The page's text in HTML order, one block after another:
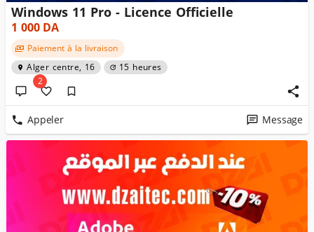
Windows 11 Pro - Licence Officielle
1 000DA
Paiement à la livraison
Alger centre, 16
15 heures
2
Appeler Message